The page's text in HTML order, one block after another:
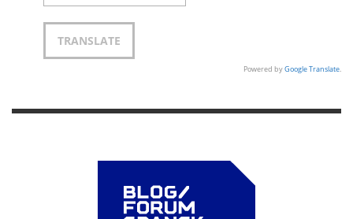
Powered byGoogle Translate.